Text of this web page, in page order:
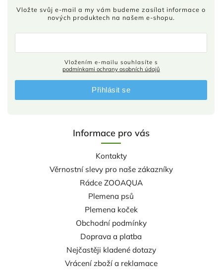
Informace pro vás
Kontakty
Věrnostní slevy pro naše zákazníky
Rádce ZOOAQUA
Plemena psů
Plemena koček
Obchodní podmínky
Doprava a platba
Nejčastěji kladené dotazy
Vrácení zboží a reklamace
Vložte svůj e-mail a my vám budeme zasílat informace o
nových produktech na našem e-shopu.
podmínkami ochrany osobních údajů
Přihlásit se